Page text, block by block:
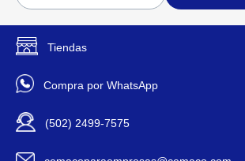
Tiendas
Compra por WhatsApp
(502) 2499-7575